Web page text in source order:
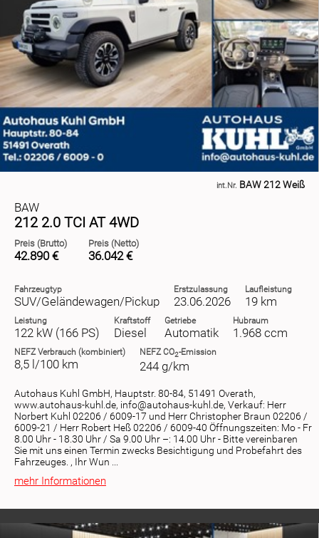
int.Nr. BAW 212 Weiß
BAW
212 2.0 TCI AT 4WD
Preis (Brutto)
42.890 €
Preis (Netto)
36.042 €
Fahrzeugtyp
SUV/Geländewagen/Pickup
Erstzulassung
23.06.2026
Laufleistung
19 km
Leistung
122 kW (166 PS)
Kraftstoff
Diesel
Getriebe
Automatik
Hubraum
1.968 ccm
NEFZVerbrauch (kombiniert)
8,5 l/100 km
NEFZCO2-Emission
244 g/km
Autohaus Kuhl GmbH, Hauptstr. 80-84, 51491 Overath,
www.autohaus-kuhl.de, info@autohaus-kuhl.de, Verkauf: Herr
Norbert Kuhl 02206 / 6009-17 und Herr Christopher Braun 02206 /
6009-21 / Herr Robert Heß 02206 / 6009-40 Öffnungszeiten: Mo - Fr
8.00 Uhr - 18.30 Uhr / Sa 9.00 Uhr –: 14.00 Uhr - Bitte vereinbaren
Sie mit uns einen Termin zwecks Besichtigung und Probefahrt des
Fahrzeuges. , Ihr Wun ...
mehr Informationen